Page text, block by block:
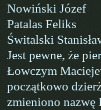
Nowiński Józef
Patalas Feliks
Świtalski
Jest pewne, że
Łowczym
początkowo
zmieniono nazwę